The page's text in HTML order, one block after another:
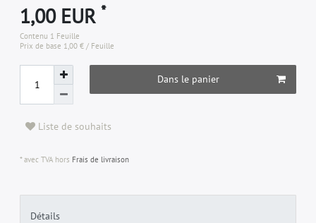
1,00 EUR*
Contenu 1 Feuille
Prix de base 1,00 € / Feuille
Dans le panier
Liste de souhaits
* avec TVA hors Frais de livraison
Détails